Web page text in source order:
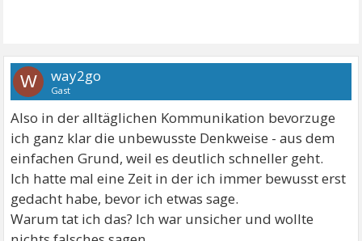
W way2go
Gast
Also in der alltäglichen Kommunikation bevorzuge
ich ganz klar die unbewusste Denkweise - aus dem
einfachen Grund, weil es deutlich schneller geht.
Ich hatte mal eine Zeit in der ich immer bewusst erst
gedacht habe, bevor ich etwas sage.
Warum tat ich das? Ich war unsicher und wollte